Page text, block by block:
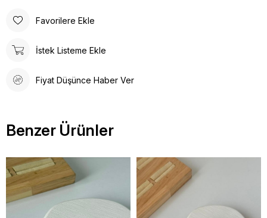
Favorilere Ekle
İstek Listeme Ekle
Fiyat Düşünce Haber Ver
Benzer Ürünler